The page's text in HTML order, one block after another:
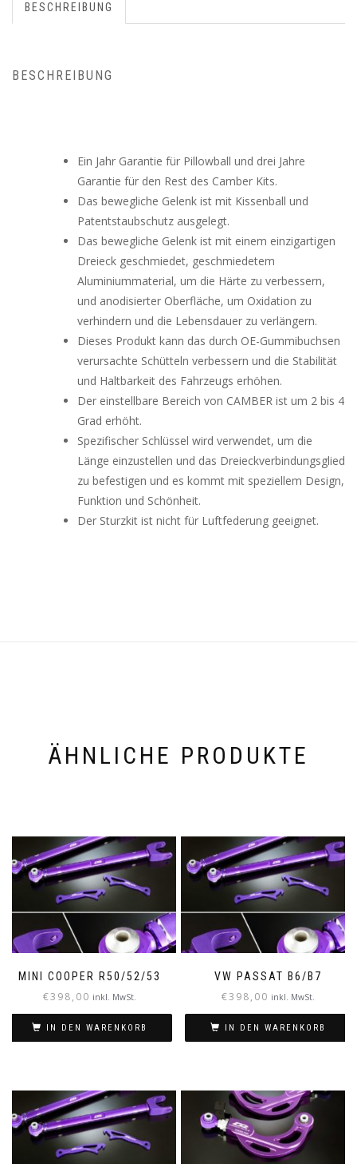
BESCHREIBUNG
BESCHREIBUNG
Ein Jahr Garantie für Pillowball und drei Jahre
Garantie für den Rest des Camber Kits.
Das bewegliche Gelenk ist mit Kissenball und
Patentstaubschutz ausgelegt.
Das bewegliche Gelenk ist mit einem einzigartigen
Dreieck geschmiedet, geschmiedetem
Aluminiummaterial, um die Härte zu verbessern,
und anodisierter Oberfläche, um Oxidation zu
verhindern und die Lebensdauer zu verlängern.
Dieses Produkt kann das durch OE-Gummibuchsen
verursachte Schütteln verbessern und die Stabilität
und Haltbarkeit des Fahrzeugs erhöhen.
Der einstellbare Bereich von CAMBER ist um 2 bis 4
Grad erhöht.
Spezifischer Schlüssel wird verwendet, um die
Länge einzustellen und das Dreieckverbindungsglied
zu befestigen und es kommt mit speziellem Design,
Funktion und Schönheit.
Der Sturzkit ist nicht für Luftfederung geeignet.
ÄHNLICHE PRODUKTE
MINI COOPER R50/52/53
€398,00 inkl. MwSt.
IN DEN WARENKORB
VW PASSAT B6/B7
€398,00 inkl. MwSt.
IN DEN WARENKORB